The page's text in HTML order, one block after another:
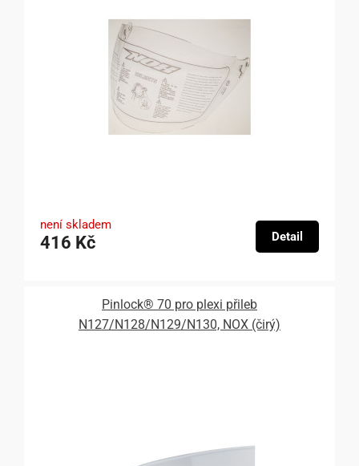
není skladem
416 Kč Detail
Pinlock® 70 pro plexi přileb
N127/N128/N129/N130, NOX (čirý)